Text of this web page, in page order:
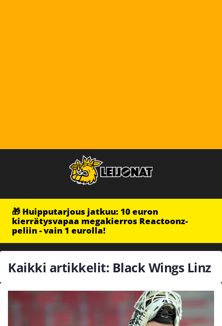
🎁 Huipputarjous jatkuu: 10 euron
kierrätysvapaa megakierros Reactoonz-
peliin - vain 1 eurolla!
Kaikki artikkelit: Black Wings Linz